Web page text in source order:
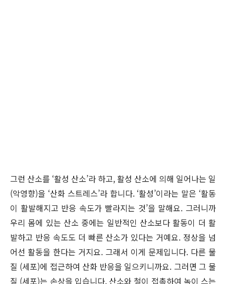
그런 산소를 ‘활성 산소’라 하고, 활성 산소에 의해 일어나는 일
(악영향)을 ‘산화 스트레스’라 합니다. ‘활성’이라는 말은 ‘활동
이 활발해지고 반응 속도가 빨라지는 것’을 말해요. 그러니까
우리 몸에 있는 산소 중에는 일반적인 산소보다 활동이 더 활
발하고 반응 속도도 더 빠른 산소가 있다는 거예요. 정상을 넘
어선 활동을 한다는 거지요. 그래서 이게 문제입니다. 다른 물
질 (세포)에 접근하여 산화 반응을 일으키니까요. 그러면 그 물
질 (세포)는 손상을 입습니다. 산소와 철이 접촉하여 녹이 스는